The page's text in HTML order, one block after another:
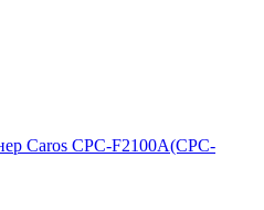
Caros CPC-F2100A(CPC-